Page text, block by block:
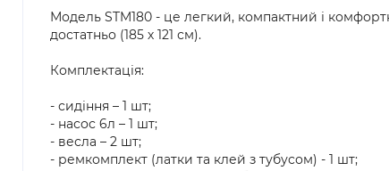
Модель STM180 - це легкий, компактний і
достатньо (185 х 121 см).
Комплектація:
- сидіння – 1 шт;
- насос 6л – 1 шт;
- весла – 2 шт;
- ремкомплект (латки та клей з тубусом) - 1 шт;